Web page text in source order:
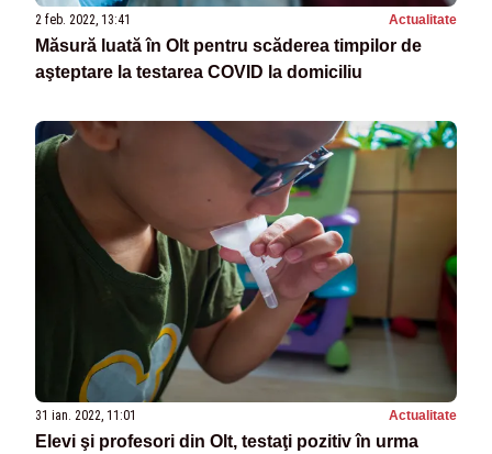
2 feb. 2022, 13:41 Actualitate
Măsură luată în Olt pentru scăderea timpilor de
aşteptare la testarea COVID la domiciliu
31 ian. 2022, 11:01 Actualitate
Elevi şi profesori din Olt, testaţi pozitiv în urma